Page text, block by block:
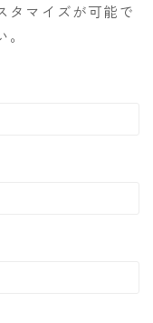
タマイズが可能で